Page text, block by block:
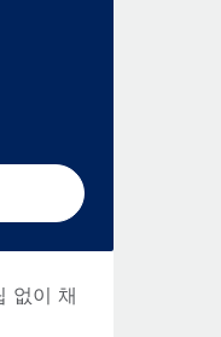
없이 채